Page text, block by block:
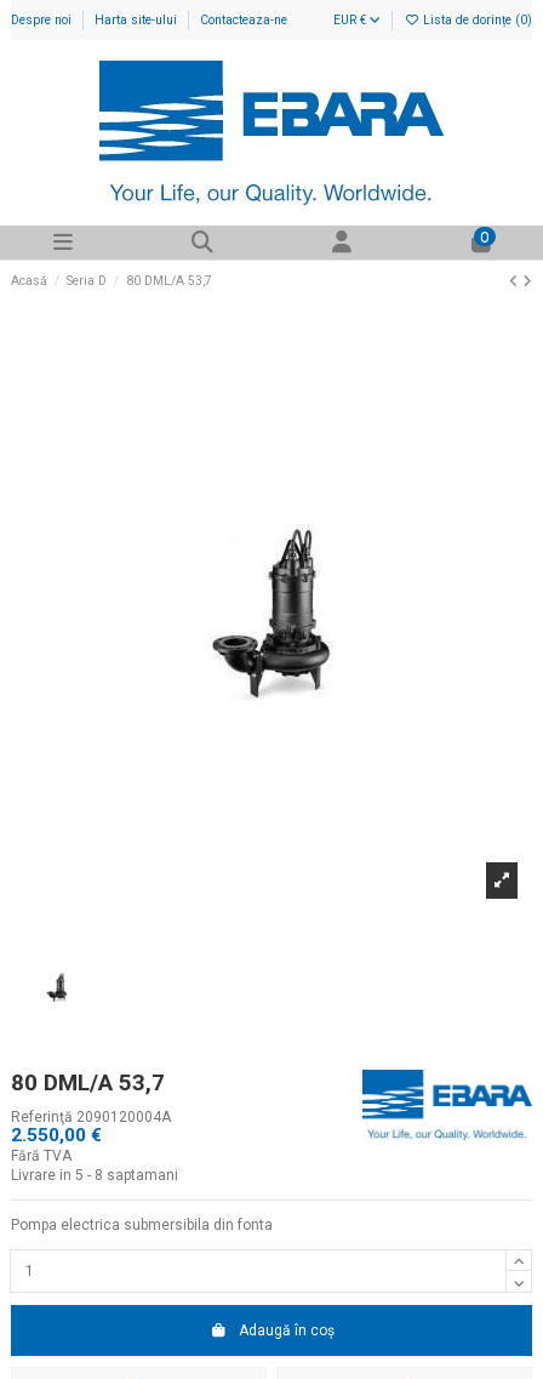
Despre noi Harta site-ului Contacteaza-ne EUR € Lista de dorințe (0)
0
Acasă Seria D 80 DML/A 53,7
80 DML/A 53,7
Referinţă 2090120004A
2.550,00 €
Fără TVA
Livrare in 5 - 8 saptamani
Pompa electrica submersibila din fonta
Adaugă în coș